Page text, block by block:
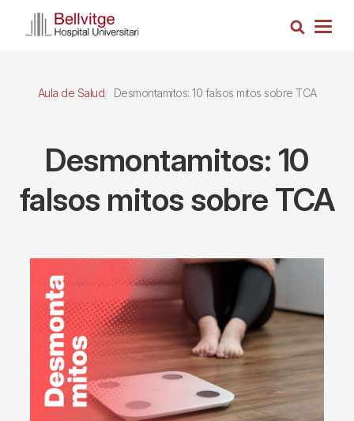
Busca
Aula de Salud Desmontamitos: 10 falsos mitos sobre TCA
Desmontamitos: 10
falsos mitos sobre TCA
Imagen